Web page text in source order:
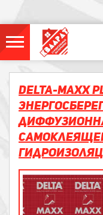
DELTA-MAXX